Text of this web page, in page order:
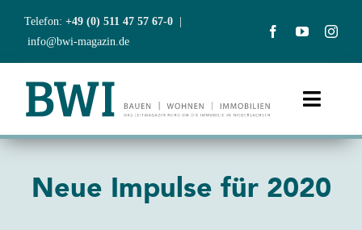
Inhalt
springen
Telefon: +49 (0) 511 47 57 67-0
info@bwi-magazin.de
Toggle
Neue Impulse für 2020